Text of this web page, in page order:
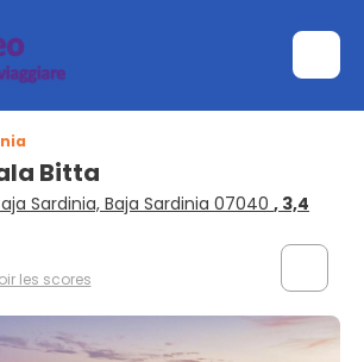
Bitta
Sardinia, Baja Sardinia 07040 , 3,4
les scores